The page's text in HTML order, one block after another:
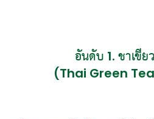
อันดับ 1. ชาเขีย
(Thai Green